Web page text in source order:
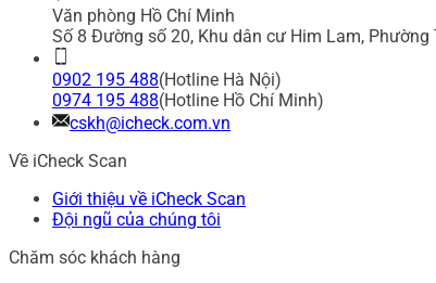
Văn phòng Hồ Chí Minh
Số 8 Đường số 20, Khu dân cư Him Lam,
0902 195 488(Hotline Hà Nội)
0974 195 488(Hotline Hồ Chí Minh)
cskh@icheck.com.vn
Về iCheck Scan
Giới thiệu về iCheck Scan
Đội ngũ của chúng tôi
Chăm sóc khách hàng